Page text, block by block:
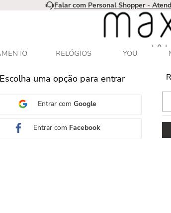
Falar com Personal Shopper -
RELÓGIOS YOU
Escolha uma opção para entrar
Entrar com Google
Entrar com Facebook